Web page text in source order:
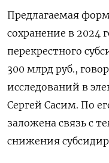
Предлагаемая
сохранение в 2024
перекрестного
300 млрд руб.,
исследований в
Сергей Сасим. По
заложена связь с
снижения